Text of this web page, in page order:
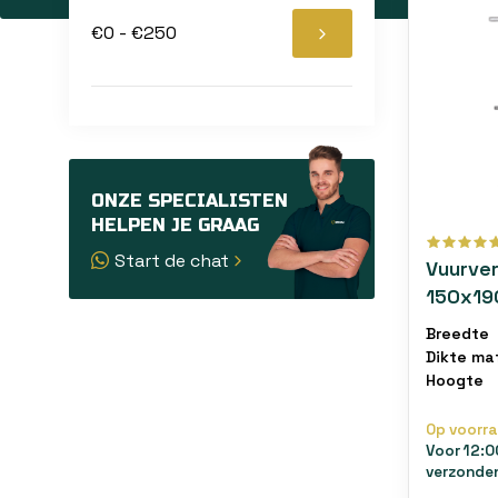
€0 - €250
ONZE SPECIALISTEN
HELPEN JE GRAAG
Start de chat
ervoor
en
Of het
diverse
Breedte
Dikte
Hoogte
Op
Voor